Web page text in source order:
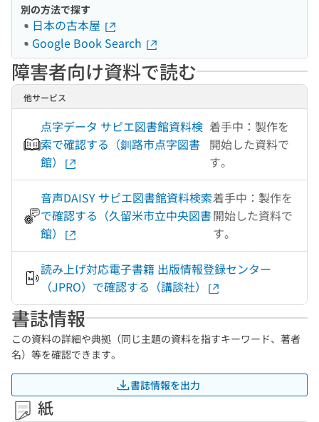
別の方法で探す
日本の古本屋
Google Book Search
障害者向け資料で読む
他サービス
点字データ サピエ図書館資料検
索で確認する（釧路市点字図書
館）
着手中：製作を
開始した資料で
す。
音声DAISY サピエ図書館資料検索
で確認する（久留米市立中央図書
館）
着手中：製作を
開始した資料で
す。
読み上げ対応電子書籍 出版情報登録センター
（JPRO）で確認する（講談社）
書誌情報
この資料の詳細や典拠（同じ主題の資料を指すキーワード、著者
名）等を確認できます。
書誌情報を出力
紙